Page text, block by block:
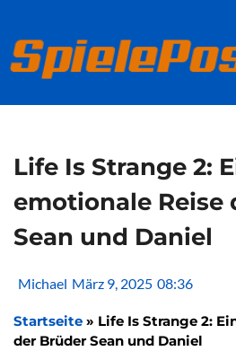
springen
Life Is Strange 2:
emotionale Reise
Sean und Daniel
Michael März 9, 2025 08:36
Startseite » Life Is Strange 2:
der Brüder Sean und Daniel